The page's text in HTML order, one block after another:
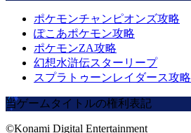
ポケモンチャンピオンズ攻略
ぽこあポケモン攻略
ポケモンZA攻略
幻想水滸伝スターリープ
スプラトゥーンレイダース攻略
当ゲームタイトルの権利表記
©Konami Digital Entertainment